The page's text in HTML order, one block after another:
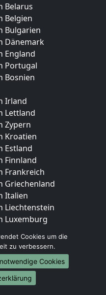
Belarus
Belgien
Bulgarien
Dänemark
England
Portugal
Bosnien
Irland
Lettland
Zypern
Kroatien
Estland
Finnland
Frankreich
Griechenland
Italien
Liechtenstein
Luxemburg
Norwegen
Berlin
Cookies um die
zu verbessern.
Cookies